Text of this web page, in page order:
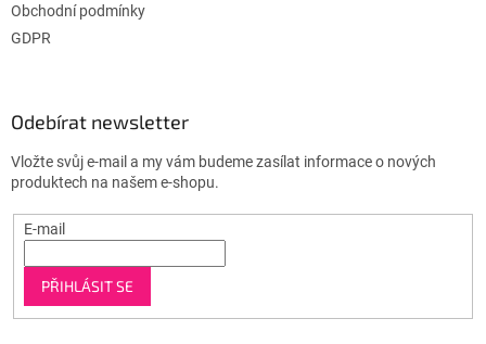
Obchodní podmínky
GDPR
Odebírat newsletter
Vložte svůj e-mail a my vám budeme zasílat informace o nových
produktech na našem e-shopu.
E-mail
PŘIHLÁSIT SE